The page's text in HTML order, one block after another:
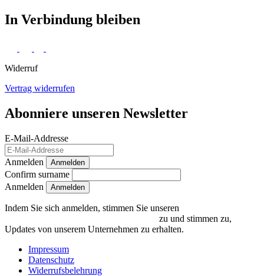
In Verbindung bleiben
Widerruf
Vertrag widerrufen
Abonniere unseren Newsletter
E-Mail-Addresse
Anmelden Anmelden
Confirm surname
Anmelden
Indem Sie sich anmelden, stimmen Sie unseren
zu und stimmen zu,
Updates von unserem Unternehmen zu erhalten.
Impressum
Datenschutz
Widerrufsbelehrung